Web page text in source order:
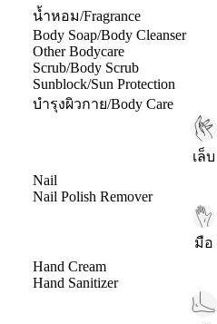
น้ำหอม/Fragrance
Body Soap/Body Cleanser
Other Bodycare
Scrub/Body Scrub
Sunblock/Sun Protection
บำรุงผิวกาย/Body Care
เล็บ
Nail
Nail Polish Remover
มือ
Hand Cream
Hand Sanitizer